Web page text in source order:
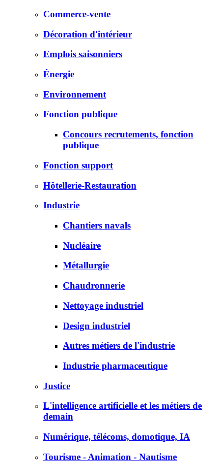
Commerce-vente
Décoration d'intérieur
Emplois saisonniers
Énergie
Environnement
Fonction publique
Concours recrutements, fonction
publique
Fonction support
Hôtellerie-Restauration
Industrie
Chantiers navals
Nucléaire
Métallurgie
Chaudronnerie
Nettoyage industriel
Design industriel
Autres métiers de l'industrie
Industrie pharmaceutique
Justice
L'intelligence artificielle et les métiers de
demain
Numérique, télécoms, domotique, IA
Tourisme - Animation - Nautisme